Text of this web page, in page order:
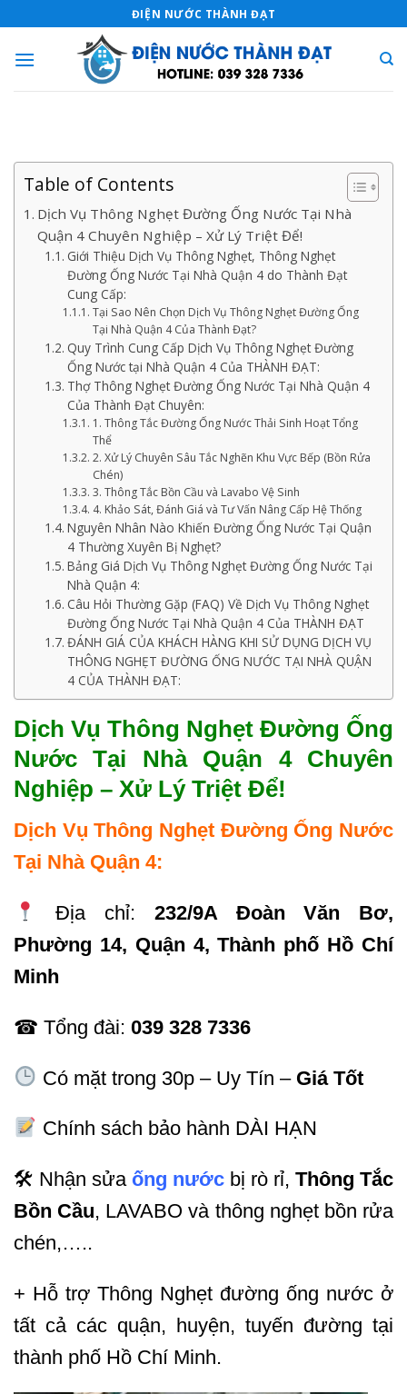
to
content
ĐIỆN NƯỚC THÀNH ĐẠT
Table of Contents
Dịch Vụ Thông Nghẹt Đường Ống Nước Tại Nhà
Quận 4 Chuyên Nghiệp – Xử Lý Triệt Để!
Giới Thiệu Dịch Vụ Thông Nghẹt, Thông Nghẹt
Đường Ống Nước Tại Nhà Quận 4 do Thành Đạt
Cung Cấp:
Tại Sao Nên Chọn Dịch Vụ Thông Nghẹt Đường Ống
Tại Nhà Quận 4 Của Thành Đạt?
Quy Trình Cung Cấp Dịch Vụ Thông Nghẹt Đường
Ống Nước tại Nhà Quận 4 Của THÀNH ĐẠT:
Thợ Thông Nghẹt Đường Ống Nước Tại Nhà Quận 4
Của Thành Đạt Chuyên:
1. Thông Tắc Đường Ống Nước Thải Sinh Hoạt Tổng
Thể
2. Xử Lý Chuyên Sâu Tắc Nghẽn Khu Vực Bếp (Bồn Rửa
Chén)
3. Thông Tắc Bồn Cầu và Lavabo Vệ Sinh
4. Khảo Sát, Đánh Giá và Tư Vấn Nâng Cấp Hệ Thống
Nguyên Nhân Nào Khiến Đường Ống Nước Tại Quận
4 Thường Xuyên Bị Nghẹt?
Bảng Giá Dịch Vụ Thông Nghẹt Đường Ống Nước Tại
Nhà Quận 4:
Câu Hỏi Thường Gặp (FAQ) Về Dịch Vụ Thông Nghẹt
Đường Ống Nước Tại Nhà Quận 4 Của THÀNH ĐẠT
ĐÁNH GIÁ CỦA KHÁCH HÀNG KHI SỬ DỤNG DỊCH VỤ
THÔNG NGHẸT ĐƯỜNG ỐNG NƯỚC TẠI NHÀ QUẬN
4 CỦA THÀNH ĐẠT:
Dịch Vụ Thông Nghẹt Đường Ống
Nước Tại Nhà Quận 4 Chuyên
Nghiệp – Xử Lý Triệt Để!
Dịch Vụ Thông Nghẹt Đường Ống Nước
Tại Nhà Quận 4:
Địa chỉ: 232/9A Đoàn Văn Bơ,
Phường 14, Quận 4, Thành phố Hồ Chí
Minh
☎ Tổng đài: 039 328 7336
Có mặt trong 30p – Uy Tín – Giá Tốt
Chính sách bảo hành DÀI HẠN
🛠 Nhận sửa ống nước bị rò rỉ, Thông Tắc
Bồn Cầu, LAVABO và thông nghẹt bồn rửa
chén,…..
+ Hỗ trợ Thông Nghẹt đường ống nước ở
tất cả các quận, huyện, tuyến đường tại
thành phố Hồ Chí Minh.